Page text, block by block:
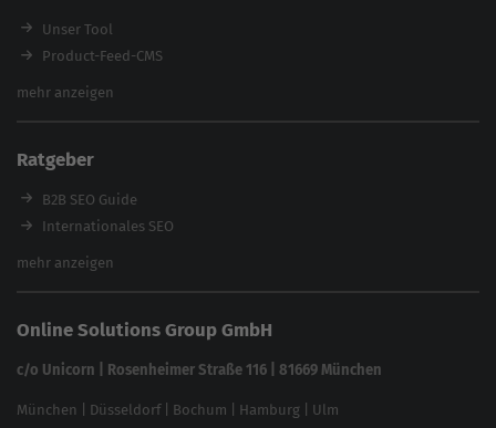
Workshops
Unser Tool
Product-Feed-CMS
Website Analyse
Backlink-Check
Ladezeiten-Check
Brand Protection Tool
Website SEO Check
feed2content.ai
mehr anzeigen
Ratgeber
B2B SEO Guide
Internationales SEO
eCommerce SEO
In ChatGPT gefunden werden
Linkbuilding 2025
Local SEO
mehr anzeigen
Online Solutions Group GmbH
c/o Unicorn | Rosenheimer Straße 116 | 81669 München
München Düsseldorf| Bochum Hamburg Ulm